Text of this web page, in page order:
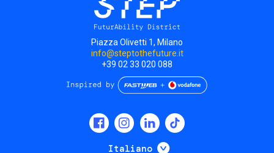
Piazza Olivetti 1, Milano
info@steptothefuture.it
+39 02 33 020 088
Italiano Mostra ulteriori